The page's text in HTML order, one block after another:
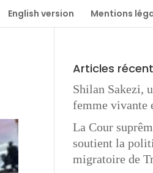
English version Mentions
Articles
Shilan Sakezi,
femme vivante
La Cour
soutient la
migratoire de